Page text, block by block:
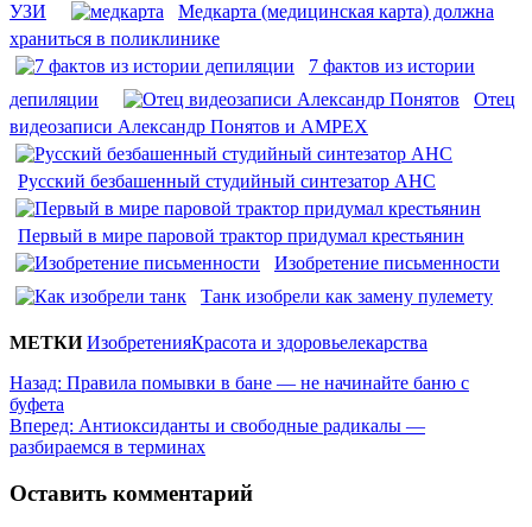
УЗИ
Медкарта (медицинская карта) должна
храниться в поликлинике
7 фактов из истории
депиляции
Отец
видеозаписи Александр Понятов и AMPEX
Русский безбашенный студийный синтезатор АНС
Первый в мире паровой трактор придумал крестьянин
Изобретение письменности
Танк изобрели как замену пулемету
МЕТКИИзобретенияКрасота и здоровьелекарства
Назад: Правила помывки в бане — не начинайте баню с
буфета
Вперед: Антиоксиданты и свободные радикалы —
разбираемся в терминах
Оставить комментарий